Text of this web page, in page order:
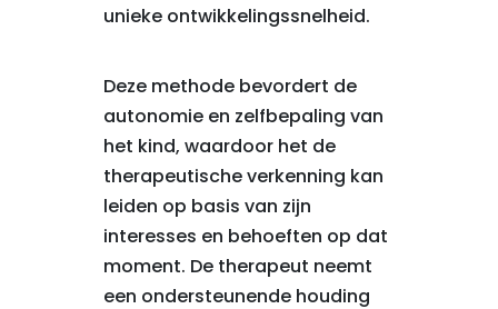
unieke ontwikkelingssnelheid.
Deze methode bevordert de
autonomie en zelfbepaling van
het kind, waardoor het de
therapeutische verkenning kan
leiden op basis van zijn
interesses en behoeften op dat
moment. De therapeut neemt
een ondersteunende houding